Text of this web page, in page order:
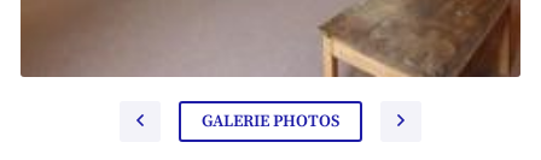
GALERIE PHOTOS